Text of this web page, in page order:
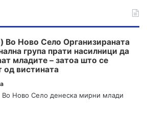
Во Ново Село Организираната
група прати насилници да
младите – затоа што се
од вистината
Ново Село денеска мирни млади